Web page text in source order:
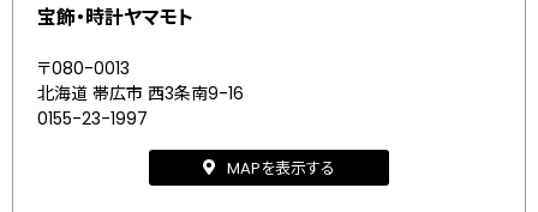
宝飾・時計ヤマモト
〒080-0013
北海道 帯広市 西3条南9-16
0155-23-1997
MAPを表示する